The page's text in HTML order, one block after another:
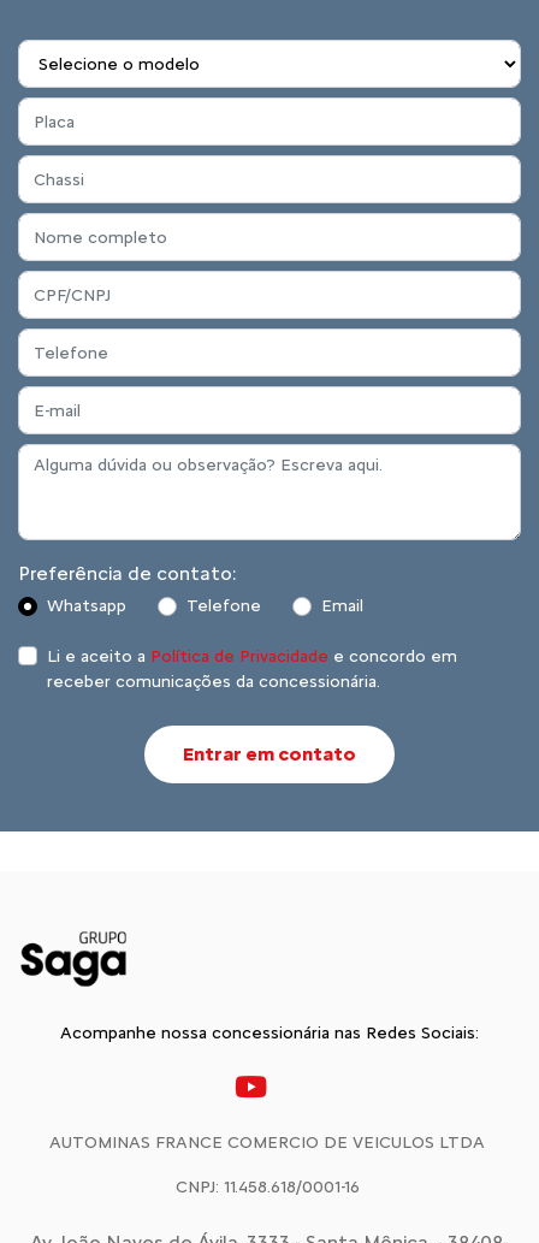
Preferência de contato:
Whatsapp Telefone Email
Li e aceito a Política de Privacidade e concordo em
receber comunicações da concessionária.
Entrar em contato
Acompanhe nossa concessionária nas Redes Sociais:
AUTOMINAS FRANCE COMERCIO DE VEICULOS LTDA
CNPJ: 11.458.618/0001-16